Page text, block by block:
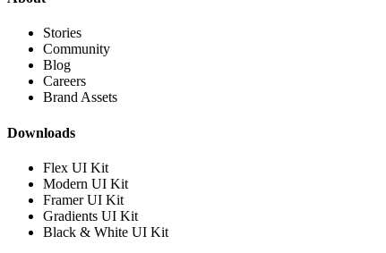
Stories
Community
Blog
Careers
Brand Assets
Downloads
Flex UI Kit
Modern UI Kit
Framer UI Kit
Gradients UI Kit
Black & White UI Kit